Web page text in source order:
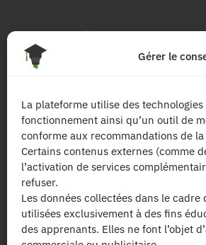
Gérer le
La plateforme utilise des technologies
fonctionnement ainsi qu’un outil de
conforme aux recommandations de la
Certains contenus externes (comme
l’activation de services
refuser.
Les données collectées dans le
utilisées exclusivement à des fins
des apprenants. Elles ne font l’objet